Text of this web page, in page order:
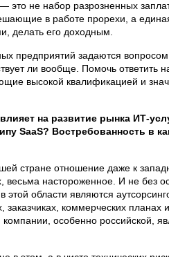
— это не набор разрозненных
в работе прорехи, а
делать его доходным.
предприятий задаются
ли вообще. Помочь ответить
высокой квалификацией и
на развитие рынка ИТ-
SaaS? Востребованность в
стране отношение даже к
весьма настороженное. И не без
этой области являются
коммерческих планах
компании, особенно российской,